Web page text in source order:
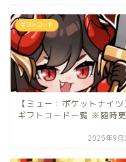
ギフトコード
【ミュー：ポケットナイツ
ギフトコード一覧 ※随時
2025年9月